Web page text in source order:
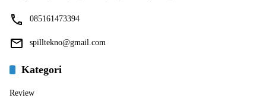
085161473394
spilltekno@gmail.com
Kategori
Review